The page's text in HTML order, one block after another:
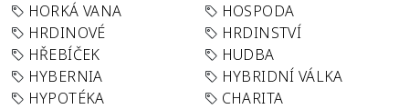
HORKÁ VANA
HOSPODA
HRDINOVÉ
HRDINSTVÍ
HŘEBÍČEK
HUDBA
HYBERNIA
HYBRIDNÍ VÁLKA
HYPOTÉKA
CHARITA